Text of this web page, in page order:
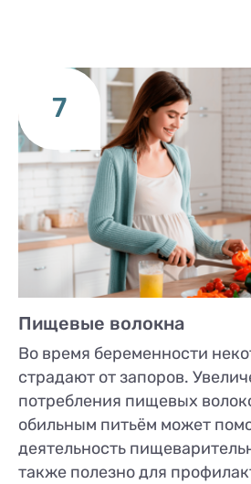
7
Пищевые волокна
Во время беременности
страдают от запоров.
потребления пищевых
обильным питьём может
деятельность
также полезно для